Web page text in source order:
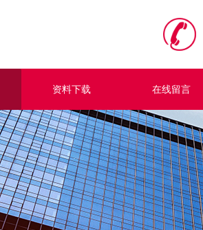
资料下载 在线留言